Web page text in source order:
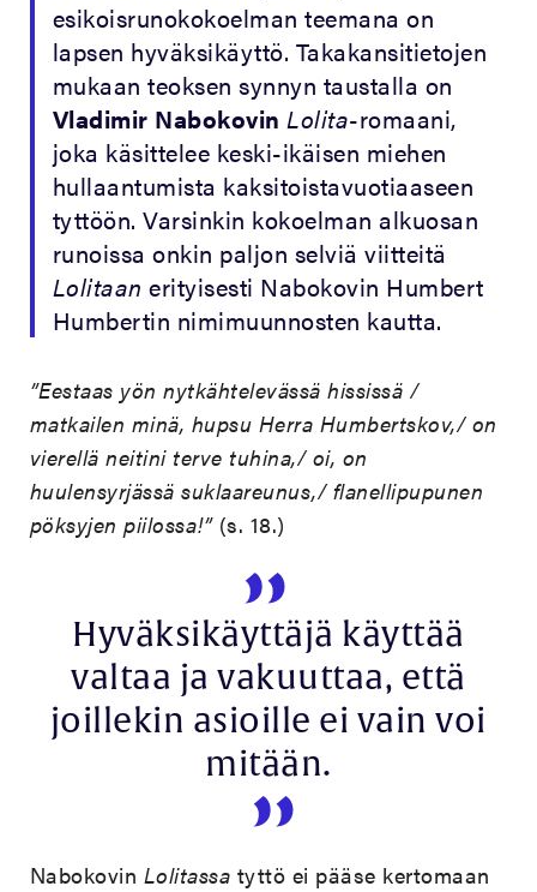
esikoisrunokokoelman teemana on
lapsen hyväksikäyttö. Takakansitietojen
mukaan teoksen synnyn taustalla on
Vladimir Nabokovin Lolita-romaani,
joka käsittelee keski-ikäisen miehen
hullaantumista kaksitoistavuotiaaseen
tyttöön. Varsinkin kokoelman alkuosan
runoissa onkin paljon selviä viitteitä
Lolitaan erityisesti Nabokovin Humbert
Humbertin nimimuunnosten kautta.
”Eestaas yön nytkähtelevässä hississä /
matkailen minä, hupsu Herra Humbertskov,/ on
vierellä neitini terve tuhina,/ oi, on
huulensyrjässä suklaareunus,/ flanellipupunen
pöksyjen piilossa!” (s. 18.)
Hyväksikäyttäjä käyttää
valtaa ja vakuuttaa, että
joillekin asioille ei vain voi
mitään.
Nabokovin Lolitassa tyttö ei pääse kertomaan